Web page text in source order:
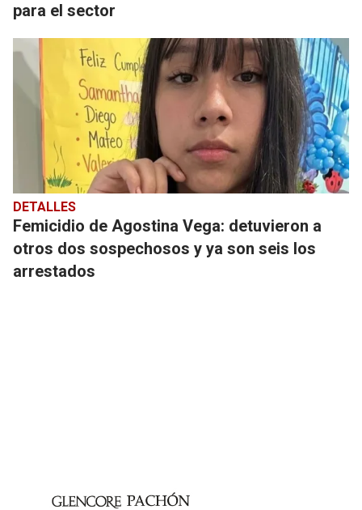
para el sector
DETALLES
Femicidio de Agostina Vega: detuvieron a
otros dos sospechosos y ya son seis los
arrestados